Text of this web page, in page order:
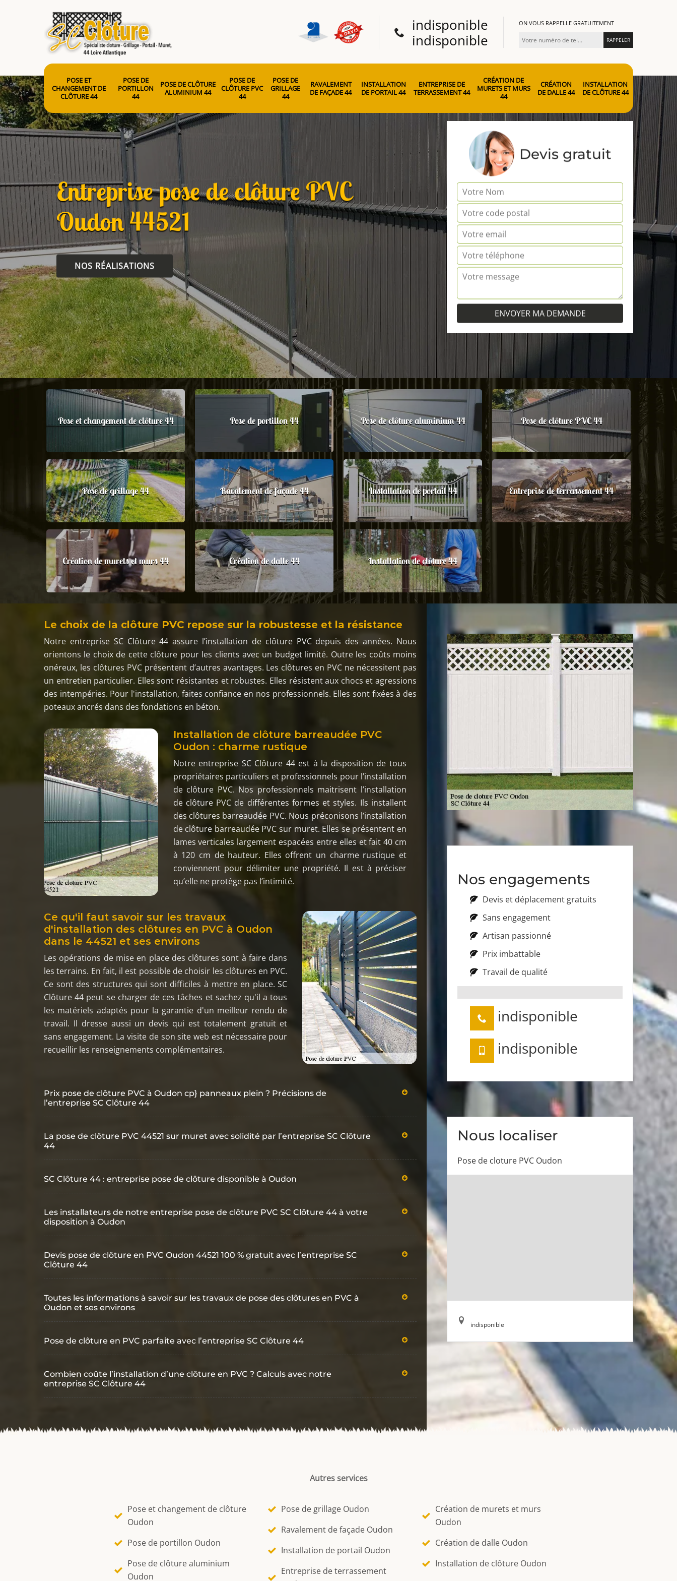
indisponible
indisponible
ON VOUS RAPPELLE GRATUITEMENT
POSE ET
CHANGEMENT DE
CLÔTURE 44
POSE DE
PORTILLON
44
POSE DE CLÔTURE
ALUMINIUM 44
POSE DE
CLÔTURE PVC
44
POSE DE
GRILLAGE
44
RAVALEMENT
DE FAÇADE 44
INSTALLATION
DE PORTAIL 44
ENTREPRISE DE
TERRASSEMENT 44
CRÉATION DE
MURETS ET MURS
44
CRÉATION
DE DALLE 44
INSTALLATION
DE CLÔTURE 44
Entreprise pose de clôture PVC
Oudon 44521
NOS RÉALISATIONS
Devis gratuit
Pose et changement de clôture 44 Pose de portillon 44 Pose de clôture aluminium 44 Pose de clôture PVC 44
Pose de grillage 44 Ravalement de façade 44 Installation de portail 44 Entreprise de terrassement 44
Création de murets et murs 44 Création de dalle 44 Installation de clôture 44
Le choix de la clôture PVC repose sur la robustesse et la résistance
Notre entreprise SC Clôture 44 assure l’installation de clôture PVC depuis des années. Nous
orientons le choix de cette clôture pour les clients avec un budget limité. Outre les coûts moins
onéreux, les clôtures PVC présentent d’autres avantages. Les clôtures en PVC ne nécessitent pas
un entretien particulier. Elles sont résistantes et robustes. Elles résistent aux chocs et agressions
des intempéries. Pour l'installation, faites confiance en nos professionnels. Elles sont fixées à des
poteaux ancrés dans des fondations en béton.
Installation de clôture barreaudée PVC
Oudon : charme rustique
Notre entreprise SC Clôture 44 est à la disposition de tous
propriétaires particuliers et professionnels pour l’installation
de clôture PVC. Nos professionnels maitrisent l’installation
de clôture PVC de différentes formes et styles. Ils installent
des clôtures barreaudée PVC. Nous préconisons l’installation
de clôture barreaudée PVC sur muret. Elles se présentent en
lames verticales largement espacées entre elles et fait 40 cm
à 120 cm de hauteur. Elles offrent un charme rustique et
conviennent pour délimiter une propriété. Il est à préciser
qu’elle ne protège pas l’intimité.
Ce qu'il faut savoir sur les travaux
d'installation des clôtures en PVC à Oudon
dans le 44521 et ses environs
Les opérations de mise en place des clôtures sont à faire dans
les terrains. En fait, il est possible de choisir les clôtures en PVC.
Ce sont des structures qui sont difficiles à mettre en place. SC
Clôture 44 peut se charger de ces tâches et sachez qu'il a tous
les matériels adaptés pour la garantie d'un meilleur rendu de
travail. Il dresse aussi un devis qui est totalement gratuit et
sans engagement. La visite de son site web est nécessaire pour
recueillir les renseignements complémentaires.
Prix pose de clôture PVC à Oudon cp} panneaux plein ? Précisions de
l’entreprise SC Clôture 44
La pose de clôture PVC 44521 sur muret avec solidité par l’entreprise SC Clôture
44
SC Clôture 44 : entreprise pose de clôture disponible à Oudon
Les installateurs de notre entreprise pose de clôture PVC SC Clôture 44 à votre
disposition à Oudon
Devis pose de clôture en PVC Oudon 44521 100 % gratuit avec l’entreprise SC
Clôture 44
Toutes les informations à savoir sur les travaux de pose des clôtures en PVC à
Oudon et ses environs
Pose de clôture en PVC parfaite avec l’entreprise SC Clôture 44
Combien coûte l’installation d’une clôture en PVC ? Calculs avec notre
entreprise SC Clôture 44
Nos engagements
Devis et déplacement gratuits
Sans engagement
Artisan passionné
Prix imbattable
Travail de qualité
indisponible
indisponible
Nous localiser
Pose de cloture PVC Oudon
indisponible
Autres services
Pose et changement de clôture
Oudon
Pose de portillon Oudon
Pose de clôture aluminium
Oudon
Pose de grillage Oudon
Ravalement de façade Oudon
Installation de portail Oudon
Entreprise de terrassement
Création de murets et murs
Oudon
Création de dalle Oudon
Installation de clôture Oudon